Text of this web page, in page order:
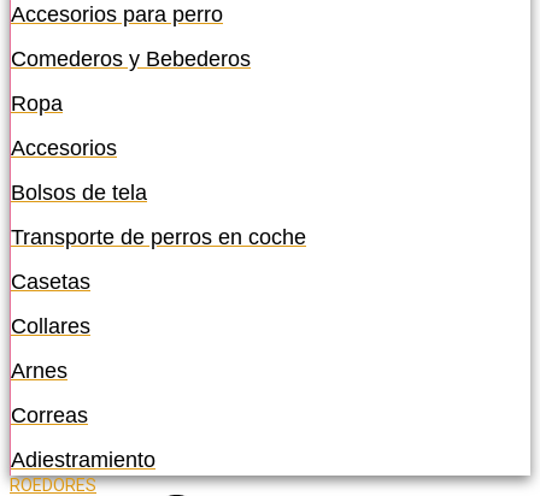
Accesorios para perro
Comederos y Bebederos
Ropa
Accesorios
Bolsos de tela
Transporte de perros en coche
Casetas
Collares
Arnes
Correas
Adiestramiento
ROEDORES